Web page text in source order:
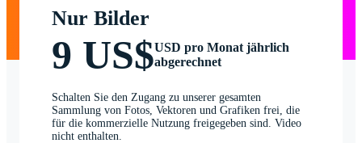
Nur Bilder
9 US$USD pro Monat jährlich
abgerechnet
Schalten Sie den Zugang zu unserer gesamten
Sammlung von Fotos, Vektoren und Grafiken frei, die
für die kommerzielle Nutzung freigegeben sind. Video
nicht enthalten.